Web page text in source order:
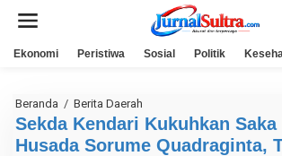
Ekonomi Peristiwa Sosial Politik
Beranda / Berita Daerah
e
k
d
Sekda Kendari Kukuhkan
Husada Sorume Quadraginta,